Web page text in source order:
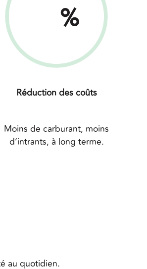
%
Réduction des coûts
Moins de carburant, moins
d’intrants, à long terme.
au quotidien.